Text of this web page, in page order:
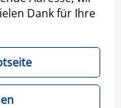
Dank für Ihre